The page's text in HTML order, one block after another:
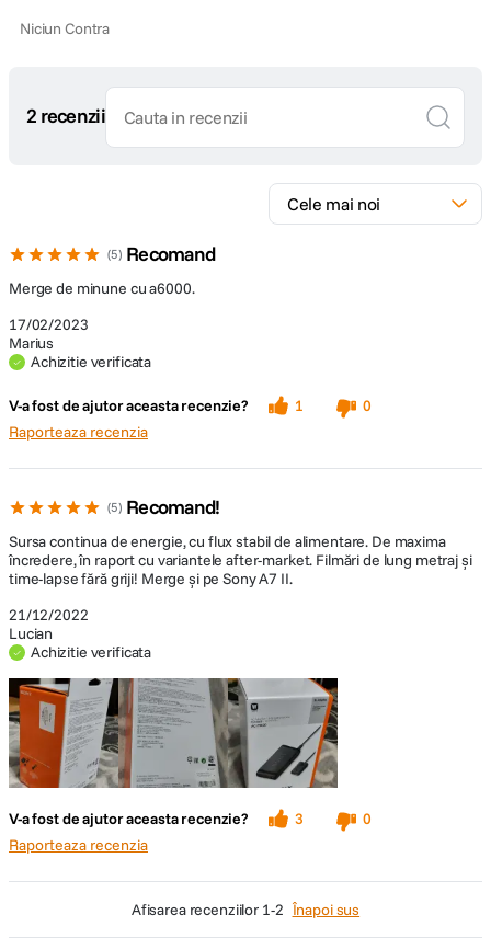
Niciun Contra
2 recenzii
5 Recomand
17/02/2023
Marius
Achizitie verificata
Merge de minune cu a6000.
V-a fost de ajutor aceasta recenzie? 1
0
Raporteaza recenzia
5 Recomand!
21/12/2022
Lucian
Achizitie verificata
Sursa continua de energie, cu flux stabil de alimentare. De maxima
încredere, în raport cu variantele after-market. Filmări de lung metraj și
time-lapse fără griji! Merge și pe Sony A7 II.
V-a fost de ajutor aceasta recenzie? 3
0
Raporteaza recenzia
afisarea recenziilor 1-2 Înapoi sus